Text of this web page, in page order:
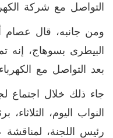
التواصل مع شركة
ومن جانبه، قال عصام
البيطرى بسوهاج، إنه
بعد التواصل مع
جاء ذلك خلال اجتماع
النواب اليوم،
رئيس اللجنة،